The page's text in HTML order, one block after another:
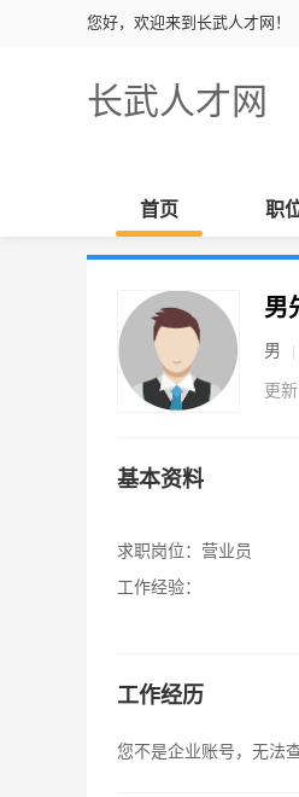
您好，欢迎来到长武人才网！
长武人才网
首页 职
男
男
更
基本资料
求职岗位： 营业员
工作经验：
工作经历
您不是企业账号，无法